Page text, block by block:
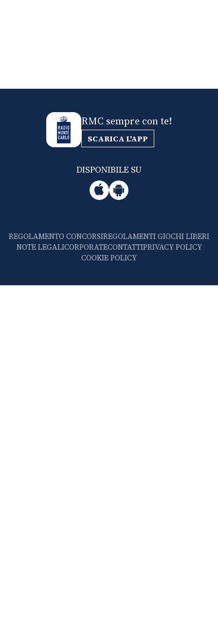
RMC sempre con te!
SCARICA L'APP
DISPONIBILE SU
REGOLAMENTO CONCORSIREGOLAMENTI GIOCHI LIBERI
NOTE LEGALICORPORATECONTATTIPRIVACY POLICY
COOKIE POLICY